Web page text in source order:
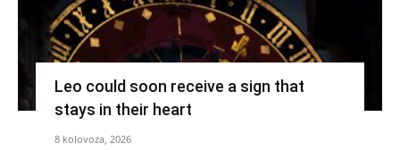
Leo could soon receive a sign that
stays in their heart
8 kolovoza, 2026